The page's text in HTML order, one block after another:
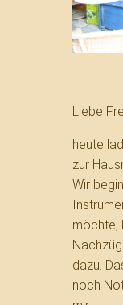
Liebe
heute
zur
Wir
möchte,
dazu.
noch